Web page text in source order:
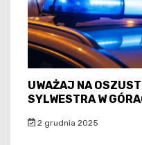
UWAŻAJ NA
SYLWESTRA W
2 grudnia 2025